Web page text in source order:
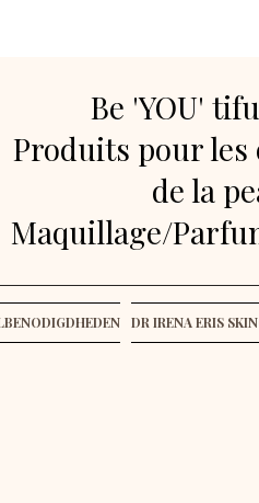
Be 'YOU'
Produits pour les
de la
Maquillage/
DR IRENA ERIS